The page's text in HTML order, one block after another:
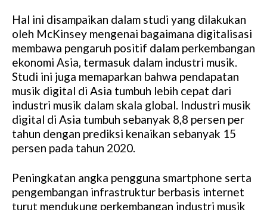
Hal ini disampaikan dalam studi yang dilakukan
oleh McKinsey mengenai bagaimana digitalisasi
membawa pengaruh positif dalam perkembangan
ekonomi Asia, termasuk dalam industri musik.
Studi ini juga memaparkan bahwa pendapatan
musik digital di Asia tumbuh lebih cepat dari
industri musik dalam skala global. Industri musik
digital di Asia tumbuh sebanyak 8,8 persen per
tahun dengan prediksi kenaikan sebanyak 15
persen pada tahun 2020.
Peningkatan angka pengguna smartphone serta
pengembangan infrastruktur berbasis internet
turut mendukung perkembangan industri musik